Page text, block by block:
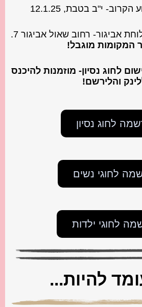
י"ב בטבת, 12.1.25
אביגור- רחוב שאול אביגור 7.
המקומות מוגבל!
לחוג נסיון- מוזמנות להיכנס
והלירשם!
לחוג נסיון
לחוגי נשים
לחוגי ילדות
להיות...